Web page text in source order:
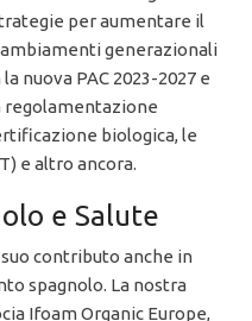
per aumentare il
generazionali
nuova PAC 2023-2027 e
regolamentazione
biologica, le
e altro ancora.
e Salute
contributo anche in
spagnolo. La nostra
Ifoam Organic Europe,